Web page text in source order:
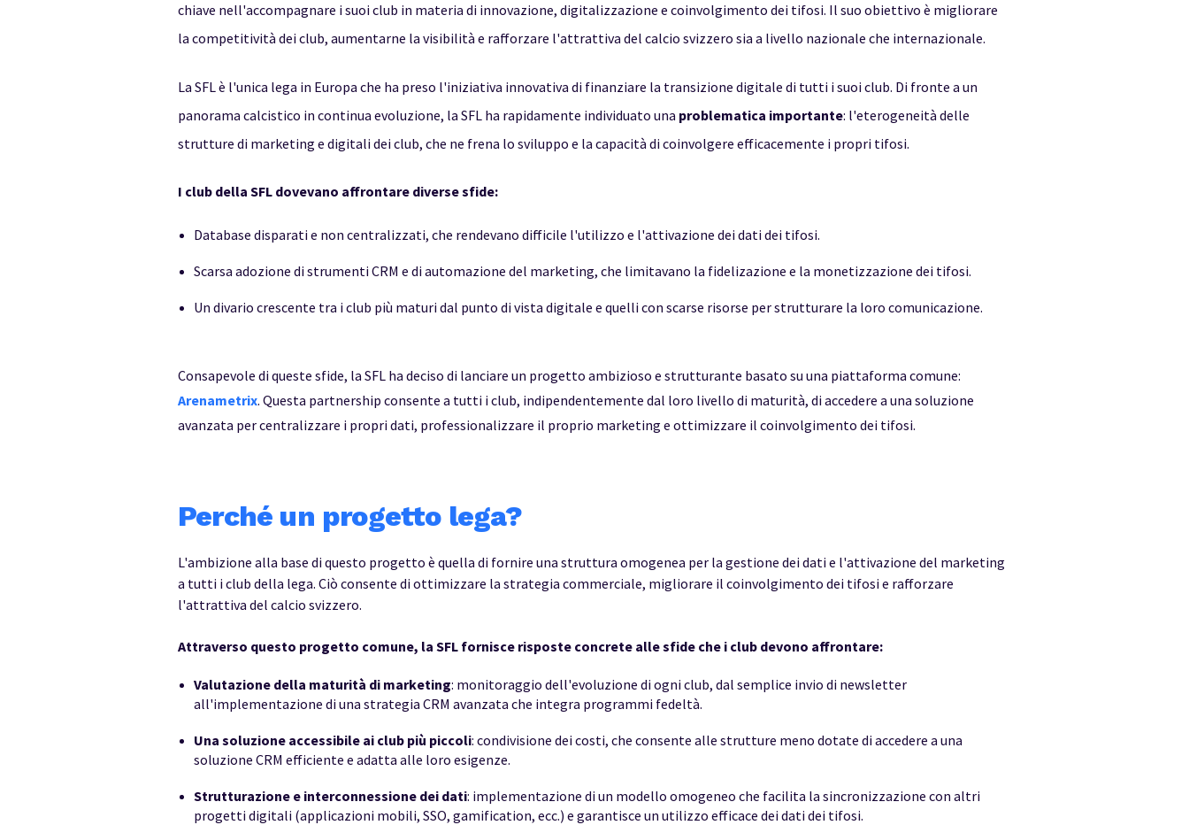
chiave nell'accompagnare i suoi club in materia di innovazione, digitalizzazione e coinvolgimento dei tifosi. Il suo obiettivo è migliorare
la competitività dei club, aumentarne la visibilità e rafforzare l'attrattiva del calcio svizzero sia a livello nazionale che internazionale.
La SFL è l'unica lega in Europa che ha preso l'iniziativa innovativa di finanziare la transizione digitale di tutti i suoi club. Di fronte a un
panorama calcistico in continua evoluzione, la SFL ha rapidamente individuato una problematica importante: l'eterogeneità delle
strutture di marketing e digitali dei club, che ne frena lo sviluppo e la capacità di coinvolgere efficacemente i propri tifosi.
I club della SFL dovevano affrontare diverse sfide:
Database disparati e non centralizzati, che rendevano difficile l'utilizzo e l'attivazione dei dati dei tifosi.
Scarsa adozione di strumenti CRM e di automazione del marketing, che limitavano la fidelizazione e la monetizzazione dei tifosi.
Un divario crescente tra i club più maturi dal punto di vista digitale e quelli con scarse risorse per strutturare la loro comunicazione.
Consapevole di queste sfide, la SFL ha deciso di lanciare un progetto ambizioso e strutturante basato su una piattaforma comune:
Arenametrix. Questa partnership consente a tutti i club, indipendentemente dal loro livello di maturità, di accedere a una soluzione
avanzata per centralizzare i propri dati, professionalizzare il proprio marketing e ottimizzare il coinvolgimento dei tifosi.
Perché un progetto lega?
L'ambizione alla base di questo progetto è quella di fornire una struttura omogenea per la gestione dei dati e l'attivazione del marketing
a tutti i club della lega. Ciò consente di ottimizzare la strategia commerciale, migliorare il coinvolgimento dei tifosi e rafforzare
l'attrattiva del calcio svizzero.
Attraverso questo progetto comune, la SFL fornisce risposte concrete alle sfide che i club devono affrontare:
Valutazione della maturità di marketing: monitoraggio dell'evoluzione di ogni club, dal semplice invio di newsletter
all'implementazione di una strategia CRM avanzata che integra programmi fedeltà.
Una soluzione accessibile ai club più piccoli: condivisione dei costi, che consente alle strutture meno dotate di accedere a una
soluzione CRM efficiente e adatta alle loro esigenze.
Strutturazione e interconnessione dei dati: implementazione di un modello omogeneo che facilita la sincronizzazione con altri
progetti digitali (applicazioni mobili, SSO, gamification, ecc.) e garantisce un utilizzo efficace dei dati dei tifosi.